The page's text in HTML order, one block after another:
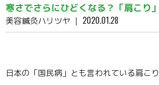
寒さでさらにひどくなる？「肩こり」
美容鍼灸ハリツヤ ｜ 2020.01.28
日本の「国民病」とも言われている肩こり